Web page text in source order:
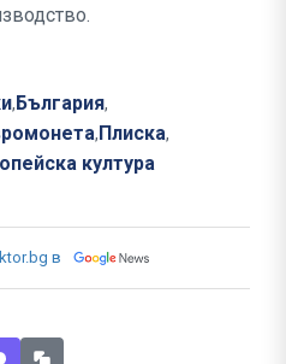
, България,
, Плиска,
култура
в